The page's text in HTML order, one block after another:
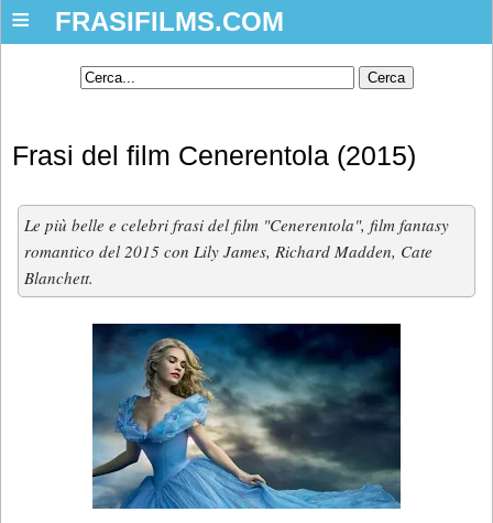
FRASIFILMS.COM
≡
Frasi del film Cenerentola (2015)
Le più belle e celebri frasi del film "Cenerentola", film fantasy
romantico del 2015 con Lily James, Richard Madden, Cate
Blanchett.